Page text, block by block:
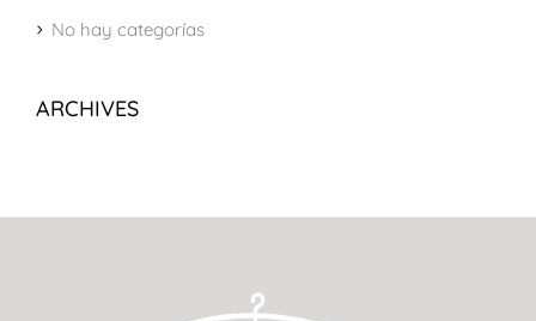
No hay categorías
ARCHIVES